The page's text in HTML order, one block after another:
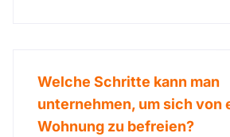
Welche Schritte kann man
unternehmen, um sich von
Wohnung zu befreien?